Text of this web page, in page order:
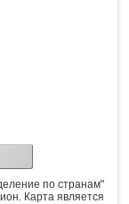
по странам"
Карта является